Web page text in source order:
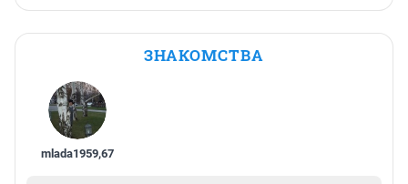
ЗНАКОМСТВА
mlada1959,67